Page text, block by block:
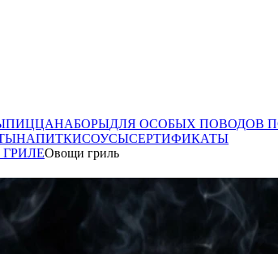
ПИЦЦАНАБОРЫДЛЯ ОСОБЫХ ПОВОДОВ
НАПИТКИСОУСЫСЕРТИФИКАТЫ
Овощи гриль